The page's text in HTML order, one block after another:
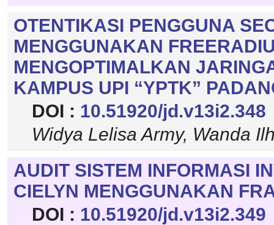
OTENTIKASI PENGGUNA
MENGGUNAKAN
MENGOPTIMALKAN
KAMPUS UPI “YPTK”
DOI : 10.51920/jd.v13i2.348
Widya Lelisa Army, Wanda
AUDIT SISTEM INFORMASI
CIELYN MENGGUNAKAN
DOI : 10.51920/jd.v13i2.349